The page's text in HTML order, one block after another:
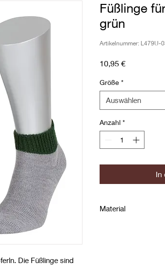
Die Füßlinge sind
Füßlinge
grün
Artikelnummer: L479U-
10,95 €Preis
Größe *
Auswählen
Anzahl *
In
Material